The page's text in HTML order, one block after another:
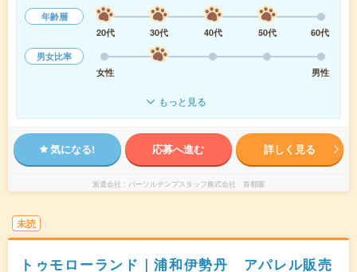
年齢層
20代
30代 40代 50代
60代
男女比率
女性
男性
もっと見る
気になる! 応募へ進む 詳しく見る
派遣会社 パーソルテンプスタッフ株式会社 首都圏
未読
トゥモローランド｜浦和伊勢丹 アパレル販売